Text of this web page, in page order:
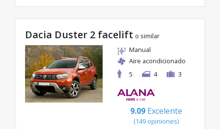
Dacia Duster 2 facelift o similar
Manual
Aire acondicionado
5
4 3
9.09 Excelente
(149 opiniones)